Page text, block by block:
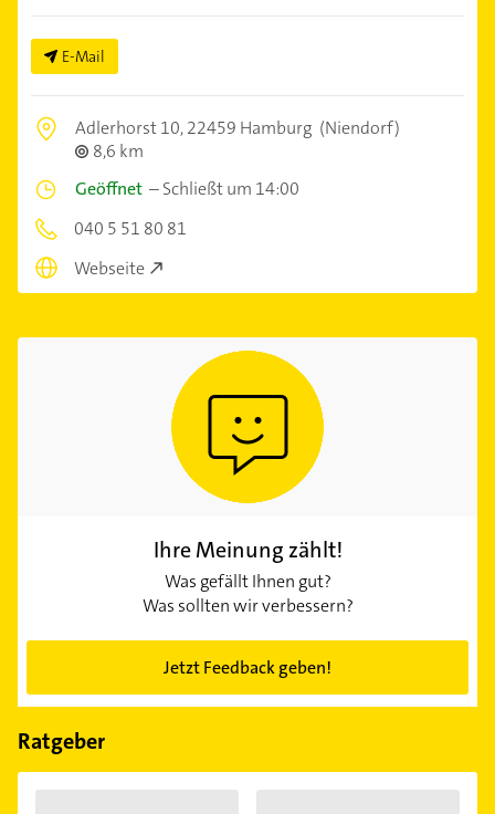
E-Mail
Adlerhorst 10,22459 Hamburg (Niendorf)
8,6 km
Geöffnet –Schließt um 14:00
040 5 51 80 81
Webseite
Ihre Meinung zählt!
Was gefällt Ihnen gut?
Was sollten wir verbessern?
Jetzt Feedback geben!
Ratgeber